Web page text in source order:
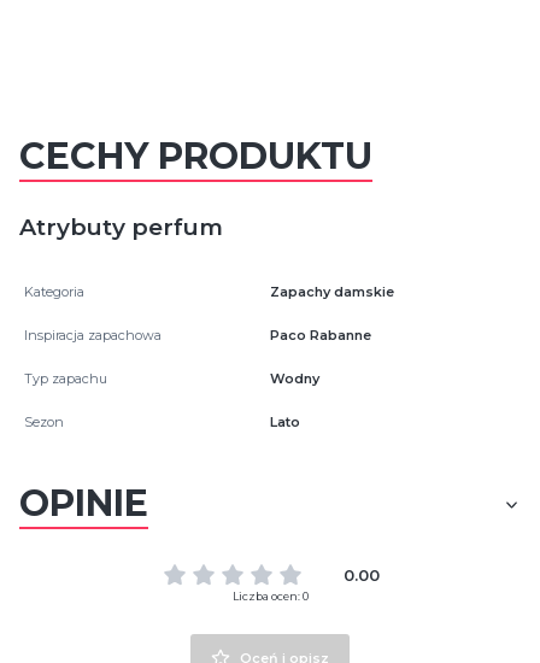
CECHY PRODUKTU
Atrybuty perfum
Kategoria Zapachy damskie
Inspiracja zapachowa Paco Rabanne
Typ zapachu Wodny
Sezon Lato
OPINIE
0.00
Liczba ocen: 0
Oceń i opisz